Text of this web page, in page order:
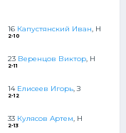
16 Капустянский Иван, Н
2-10
23 Веренцов Виктор, Н
2-11
14 Елисеев Игорь, З
2-12
33 Кулясов Артем, Н
2-13